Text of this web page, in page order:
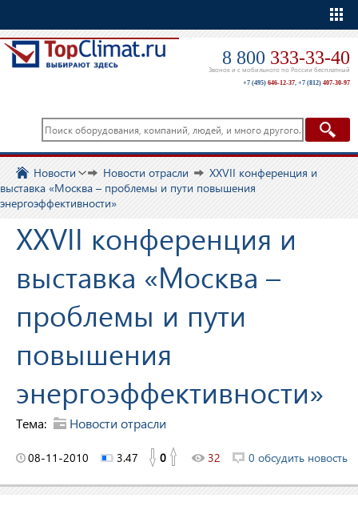
8 800 333-33-40
Звонок и с мобильного по России бесплатный
+7 (495) 646-12-37, +7 (812) 407-30-97
Новости Новости отрасли
XXVII конференция и
выставка «Москва – проблемы и пути повышения
энергоэффективности»
XXVII конференция и
выставка «Москва –
проблемы и пути
повышения
энергоэффективности»
Тема: Новости отрасли
08-11-2010 3.47 0 32 0 обсудить новость